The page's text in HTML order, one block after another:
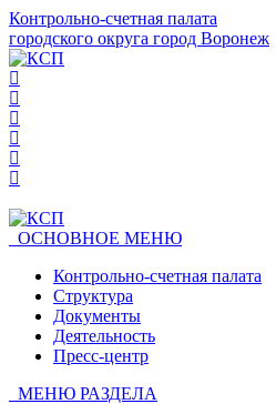
Контрольно-счетная палата
городского округа город Воронеж
ОСНОВНОЕ МЕНЮ
Контрольно-счетная палата
Структура
Документы
Деятельность
Пресс-центр
МЕНЮ РАЗДЕЛА